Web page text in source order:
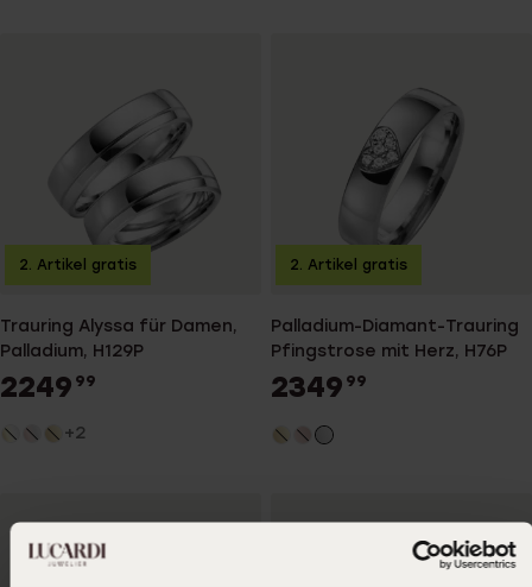
Trauring Alyssa für Damen,
Palladium, H129P
2249 99
+2
2. Artikel gratis
Palladium-Diamant-Trauring
Pfingstrose mit Herz, H76P
2349 99
2. Artikel gratis